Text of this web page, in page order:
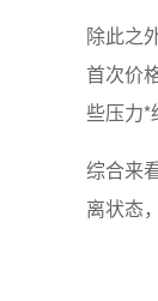
除此之
首次价
些压力*
综合来
离状态